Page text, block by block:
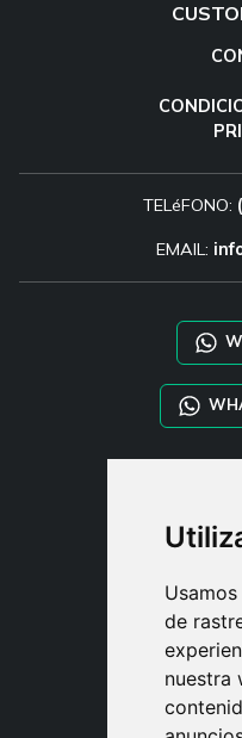
de
nuestra
TELéFONO:
EMAIL:
TAYLOR